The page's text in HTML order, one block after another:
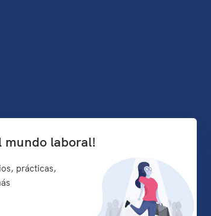
mundo laboral!
prácticas,